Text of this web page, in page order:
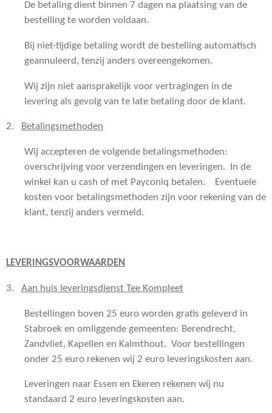
De betaling dient binnen 7 dagen na plaatsing van de
bestelling te worden voldaan.
Bij niet-tijdige betaling wordt de bestelling automatisch
geannuleerd, tenzij anders overeengekomen.
Wij zijn niet aansprakelijk voor vertragingen in de
levering als gevolg van te late betaling door de klant.
2. Betalingsmethoden
Wij accepteren de volgende betalingsmethoden:
overschrijving voor verzendingen en leveringen. In de
winkel kan u cash of met Payconiq betalen. Eventuele
kosten voor betalingsmethoden zijn voor rekening van de
klant, tenzij anders vermeld.
LEVERINGSVOORWAARDEN
3. Aan huis leveringsdienst Tee Kompleet
Bestellingen boven 25 euro worden gratis geleverd in
Stabroek en omliggende gemeenten: Berendrecht,
Zandvliet, Kapellen en Kalmthout. Voor bestellingen
onder 25 euro rekenen wij 2 euro leveringskosten aan.
Leveringen naar Essen en Ekeren rekenen wij nu
standaard 2 euro leveringskosten aan.